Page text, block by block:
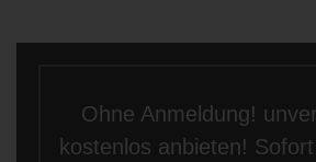
Ohne Anmeldung!
kostenlos anbieten!